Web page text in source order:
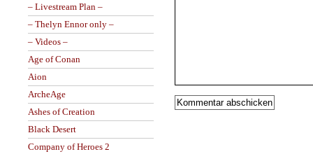
– Livestream Plan –
– Thelyn Ennor only –
– Videos –
Age of Conan
Aion
ArcheAge
Ashes of Creation
Black Desert
Company of Heroes 2